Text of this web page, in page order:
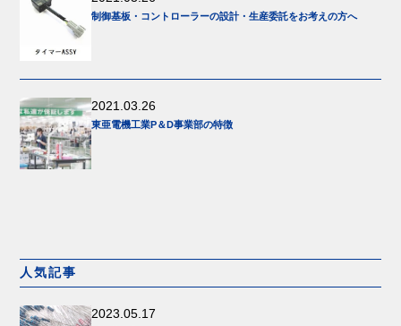
制御基板・コントローラーの設計・生産委託をお考えの方へ
2021.03.26
東亜電機工業P＆D事業部の特徴
人気記事
2023.05.17